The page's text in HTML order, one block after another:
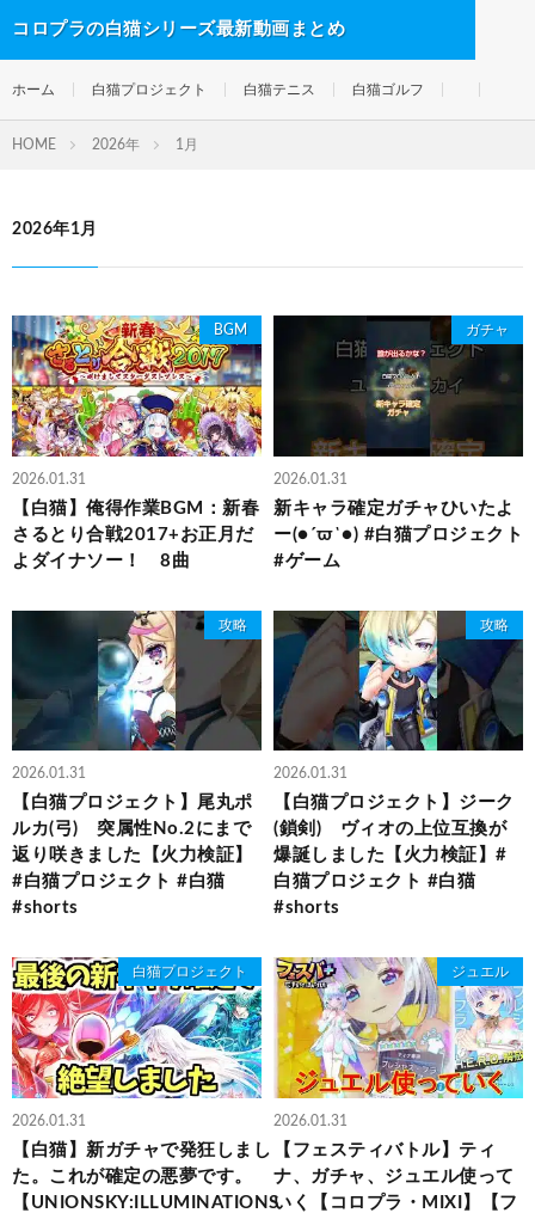
コロプラの白猫シリーズ最新動画まとめ
ホーム 白猫プロジェクト 白猫テニス 白猫ゴルフ
HOME 2026年 1月
2026年1月
BGM
2026.01.31
【白猫】俺得作業BGM：新春
さるとり合戦2017+お正月だ
よダイナソー！ 8曲
ガチャ
2026.01.31
新キャラ確定ガチャひいたよ
ー(●´ϖ`●) #白猫プロジェクト
#ゲーム
攻略
2026.01.31
【白猫プロジェクト】尾丸ポ
ルカ(弓) 突属性No.2にまで
返り咲きました【火力検証】
#白猫プロジェクト #白猫
#shorts
攻略
2026.01.31
【白猫プロジェクト】ジーク
(鎖剣) ヴィオの上位互換が
爆誕しました【火力検証】#
白猫プロジェクト #白猫
#shorts
白猫プロジェクト
2026.01.31
【白猫】新ガチャで発狂しまし
た。これが確定の悪夢です。
【UNIONSKY:ILLUMINATIONS
ジュエル
2026.01.31
【フェスティバトル】ティ
ナ、ガチャ、ジュエル使って
いく【コロプラ・MIXI】【フ